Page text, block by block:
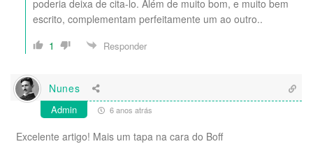
poderia deixa de cita-lo. Além de muito bom, e muito bem
escrito, complementam perfeitamente um ao outro..
1
Responder
Nunes
Admin 6 anos atrás
Excelente artigo! Mais um tapa na cara do Boff